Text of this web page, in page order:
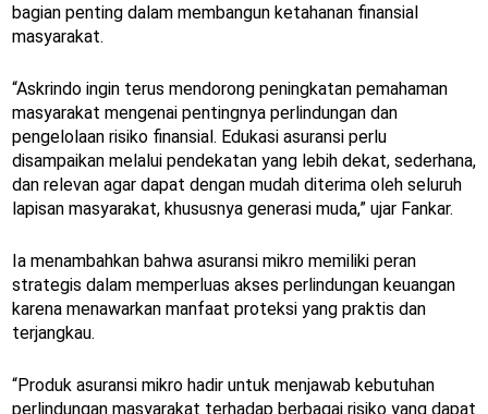
bagian penting dalam membangun ketahanan finansial
masyarakat.
“Askrindo ingin terus mendorong peningkatan pemahaman
masyarakat mengenai pentingnya perlindungan dan
pengelolaan risiko finansial. Edukasi asuransi perlu
disampaikan melalui pendekatan yang lebih dekat, sederhana,
dan relevan agar dapat dengan mudah diterima oleh seluruh
lapisan masyarakat, khususnya generasi muda,” ujar Fankar.
Ia menambahkan bahwa asuransi mikro memiliki peran
strategis dalam memperluas akses perlindungan keuangan
karena menawarkan manfaat proteksi yang praktis dan
terjangkau.
“Produk asuransi mikro hadir untuk menjawab kebutuhan
perlindungan masyarakat terhadap berbagai risiko yang dapat